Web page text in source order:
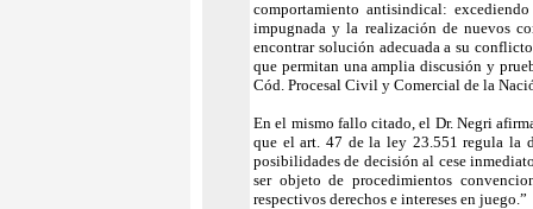
comportamiento antisindical:
impugnada y la realización de nuevos
encontrar solución adecuada a su
que permitan una amplia discusión y
Cód. Procesal Civil y Comercial de la
En el mismo fallo citado, el Dr. Negri
que el art. 47 de la ley 23.551 regula la
posibilidades de decisión al cese
ser objeto de procedimientos
respectivos derechos e intereses en juego.”